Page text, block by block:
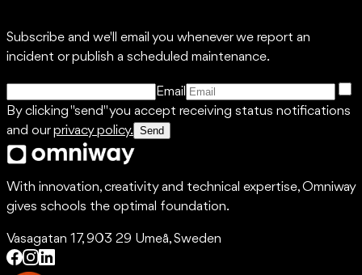
Subscribe and we'll email you whenever we report an
incident or publish a scheduled maintenance.
Email
By clicking "send" you accept receiving status notifications
and ourprivacy policy. Send
With innovation, creativity and technical expertise, Omniway
gives schools the optimal foundation.
Vasagatan 17, 903 29 Umeå, Sweden